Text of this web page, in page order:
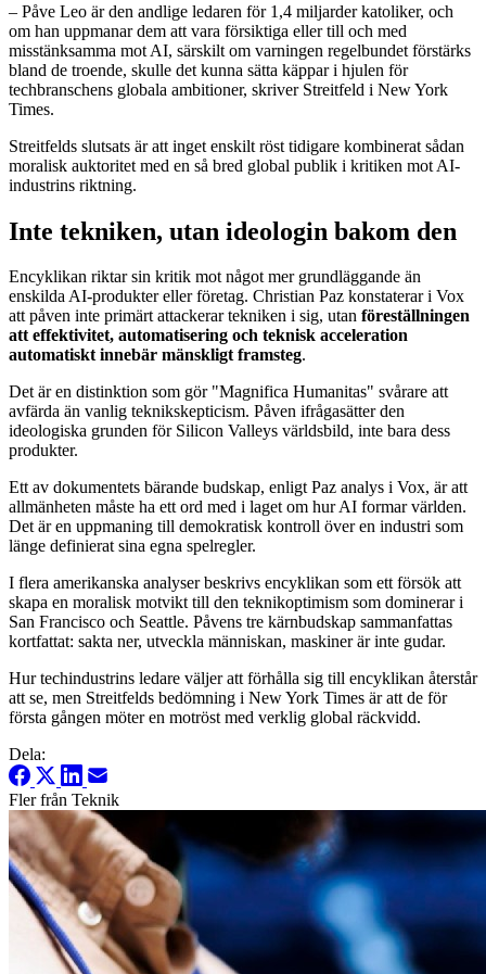
– Påve Leo är den andlige ledaren för 1,4 miljarder katoliker, och
om han uppmanar dem att vara försiktiga eller till och med
misstänksamma mot AI, särskilt om varningen regelbundet förstärks
bland de troende, skulle det kunna sätta käppar i hjulen för
techbranschens globala ambitioner, skriver Streitfeld i New York
Times.
Streitfelds slutsats är att inget enskilt röst tidigare kombinerat sådan
moralisk auktoritet med en så bred global publik i kritiken mot AI-
industrins riktning.
Inte tekniken, utan ideologin bakom den
Encyklikan riktar sin kritik mot något mer grundläggande än
enskilda AI-produkter eller företag. Christian Paz konstaterar i Vox
att påven inte primärt attackerar tekniken i sig, utan föreställningen
att effektivitet, automatisering och teknisk acceleration
automatiskt innebär mänskligt framsteg.
Det är en distinktion som gör "Magnifica Humanitas" svårare att
avfärda än vanlig teknikskepticism. Påven ifrågasätter den
ideologiska grunden för Silicon Valleys världsbild, inte bara dess
produkter.
Ett av dokumentets bärande budskap, enligt Paz analys i Vox, är att
allmänheten måste ha ett ord med i laget om hur AI formar världen.
Det är en uppmaning till demokratisk kontroll över en industri som
länge definierat sina egna spelregler.
I flera amerikanska analyser beskrivs encyklikan som ett försök att
skapa en moralisk motvikt till den teknikoptimism som dominerar i
San Francisco och Seattle. Påvens tre kärnbudskap sammanfattas
kortfattat: sakta ner, utveckla människan, maskiner är inte gudar.
Hur techindustrins ledare väljer att förhålla sig till encyklikan återstår
att se, men Streitfelds bedömning i New York Times är att de för
första gången möter en motröst med verklig global räckvidd.
Dela:
Fler från Teknik